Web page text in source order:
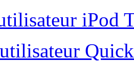
iPod